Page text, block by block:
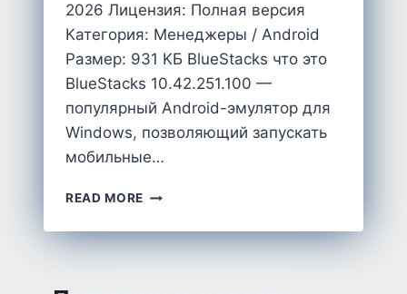
2026 Лицензия: Полная версия
Категория: Менеджеры / Android
Размер: 931 KБ BlueStacks что это
BlueStacks 10.42.251.100 —
популярный Android-эмулятор для
Windows, позволяющий запускать
мобильные…
READ MORE СКАЧАТЬ
10.42.251.100